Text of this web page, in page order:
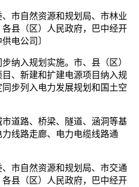
、市自然资源和规划局、市林业
县（区）人民政府，巴中经开
电公司〕
纳入规划实施。市、县（区）
、新建和扩建电源项目纳入规
步列入电力发展规划和国土空
道路、桥梁、隧道、涵洞等基
线路走廊、电力电缆线路通
、市自然资源和规划局、市交通
县（区）人民政府，巴中经开